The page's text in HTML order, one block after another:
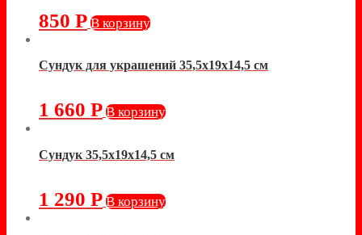
850 Р В корзину
Сундук для украшений 35,5х19х14,5 см
1 660 Р В корзину
Сундук 35,5х19х14,5 см
1 290 Р В корзину